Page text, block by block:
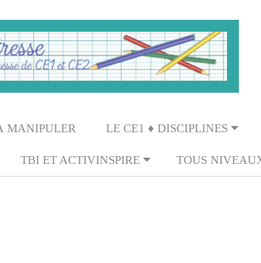
MANIPULER LE CE1 ♦ DISCIPLINES
TBI ET ACTIVINSPIRE TOUS